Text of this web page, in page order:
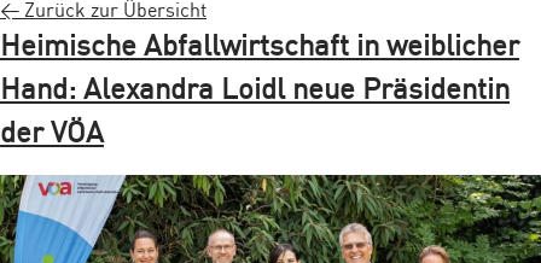
< Zurück zur Übersicht
Hei­mi­sche Ab­fall­wirt­schaft in weib­li­cher
Hand: Alexandra Loidl neue Präsidentin
der VÖA